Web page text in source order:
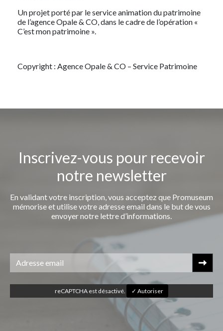
Un projet porté par le service animation du patrimoine
de l’agence Opale & CO, dans le cadre de l’opération «
C’est mon patrimoine ».
Copyright : Agence Opale & CO – Service Patrimoine
Inscrivez-vous pour recevoir
notre newsletter
En validant votre inscription, vous acceptez que Promuseum
mémorise et utilise votre adresse email dans le but de vous
envoyer notre lettre d’informations.
reCAPTCHA est désactivé. ✓ Autoriser